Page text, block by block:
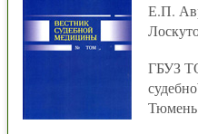
Е.П.
ГБУЗ
Тюмень